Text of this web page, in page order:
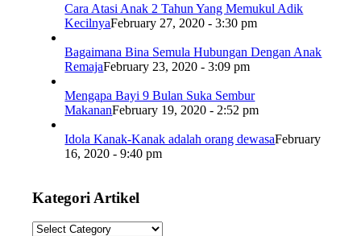
Cara Atasi Anak 2 Tahun Yang Memukul Adik
KecilnyaFebruary 27, 2020 - 3:30 pm
Bagaimana Bina Semula Hubungan Dengan Anak
RemajaFebruary 23, 2020 - 3:09 pm
Mengapa Bayi 9 Bulan Suka Sembur
MakananFebruary 19, 2020 - 2:52 pm
Idola Kanak-Kanak adalah orang dewasaFebruary
16, 2020 - 9:40 pm
Kategori Artikel
Kategori